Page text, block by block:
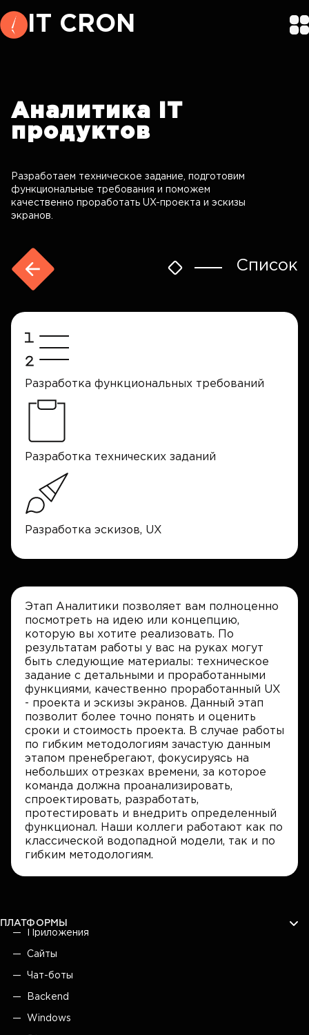
IT CRON
Аналитика
IT
продуктов
Разработаем техническое задание, подготовим
функциональные требования и поможем
качественно проработать UX-проекта и эскизы
экранов.
Список
Разработка функциональных требований
Разработка технических заданий
Разработка эскизов, UX
Этап Аналитики позволяет вам полноценно
посмотреть на идею или концепцию,
которую вы хотите реализовать. По
результатам работы у вас на руках могут
быть следующие материалы: техническое
задание с детальными и проработанными
функциями, качественно проработанный UX
- проекта и эскизы экранов. Данный этап
позволит более точно понять и оценить
сроки и стоимость проекта. В случае работы
по гибким методологиям зачастую данным
этапом пренебрегают, фокусируясь на
небольших отрезках времени, за которое
команда должна проанализировать,
спроектировать, разработать,
протестировать и внедрить определенный
функционал. Наши коллеги работают как по
классической водопадной модели, так и по
гибким методологиям.
ПЛАТФОРМЫ
Приложения
Сайты
Чат-боты
Backend
Windows